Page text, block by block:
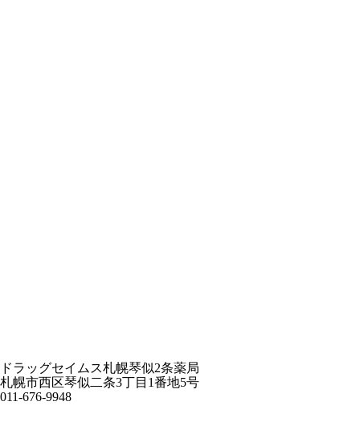
ドラッグセイムス札幌琴似2条薬局
札幌市西区琴似二条3丁目1番地5号
011-676-9948